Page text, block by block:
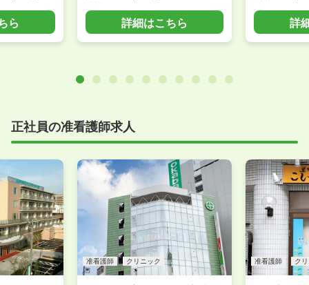
ら 詳細はこちら 詳
正社員の准看護師求人
准看護師 クリニック 准看護師 ク